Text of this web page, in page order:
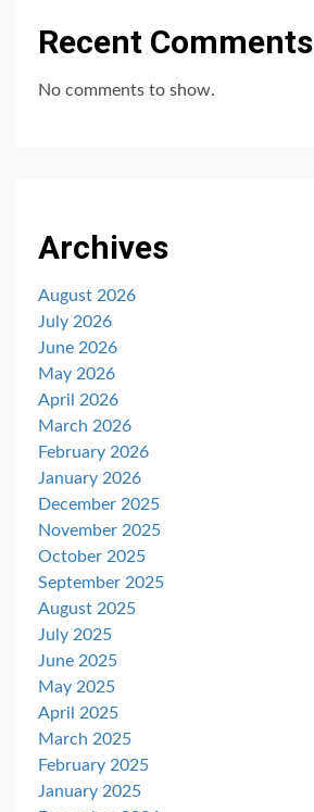
Recent Comments
No comments to show.
Archives
August 2026
July 2026
June 2026
May 2026
April 2026
March 2026
February 2026
January 2026
December 2025
November 2025
October 2025
September 2025
August 2025
July 2025
June 2025
May 2025
April 2025
March 2025
February 2025
January 2025